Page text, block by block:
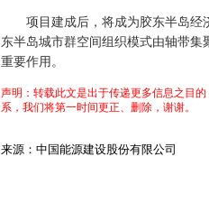
项目建成后，将成为胶东半岛经
东半岛城市群空间组织模式由轴带
重要作用。
声明：转载此文是出于传递更多信息之目
系，我们将第一时间更正、删除，谢谢。
来源：中国能源建设股份有限公司